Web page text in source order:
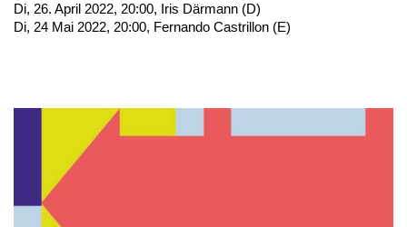
Di, 26. April 2022, 20:00, Iris Därmann (D)
Di, 24 Mai 2022, 20:00, Fernando Castrillon (E)